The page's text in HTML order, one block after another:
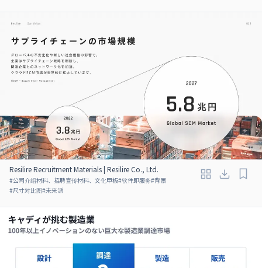
Resilire Recruitment Materials | Resilire Co., Ltd.
#公司介绍材料、招聘宣传材料、文化甲板#软件即服务#背景
#尺寸对比图#未来派